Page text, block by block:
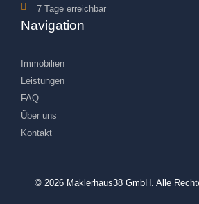
7 Tage erreichbar
Navigation
Immobilien
Leistungen
FAQ
Über uns
Kontakt
© 2026 Maklerhaus38 GmbH. Alle